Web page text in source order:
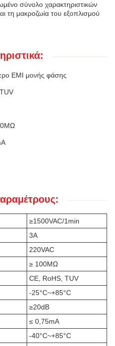
σύνολο χαρακτηριστικών
τη μακροζωία του εξοπλισμού
EMI μονής φάσης
≥1500VAC/1min
3Α
220VAC
≥ 100MΩ
CE, RoHS, TUV
-25°C~+85°C
≥20dB
≤ 0,75mA
-40°C~+85°C